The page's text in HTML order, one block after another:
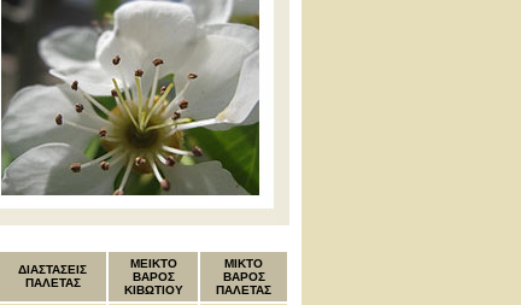
ΔΙΑΣΤΑΣΕΙΣ
ΠΑΛΕΤΑΣ
MEIKTO
ΒΑΡΟΣ
ΚΙΒΩΤΙΟΥ
ΜΙΚΤΟ
ΒΑΡΟΣ
ΠΑΛΕΤΑΣ